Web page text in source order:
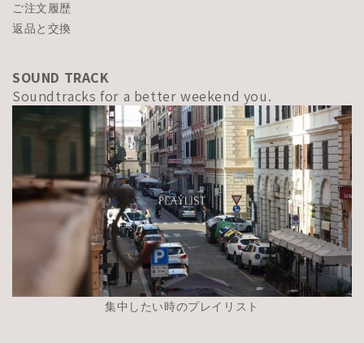
ご注文履歴
返品と交換
SOUND TRACK
Soundtracks for a better weekend you.
集中したい時のプレイリスト